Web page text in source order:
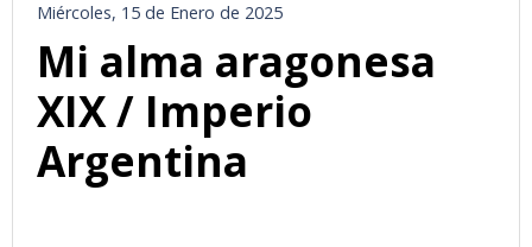
Miércoles, 15 de Enero de 2025
Mi alma aragonesa
XIX / Imperio
Argentina